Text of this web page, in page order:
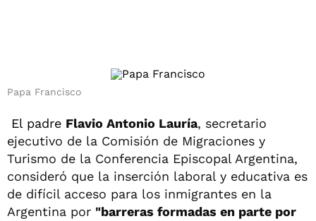
Papa Francisco
El padre Flavio Antonio Lauría, secretario
ejecutivo de la Comisión de Migraciones y
Turismo de la Conferencia Episcopal Argentina,
consideró que la inserción laboral y educativa es
de difícil acceso para los inmigrantes en la
Argentina por "barreras formadas en parte por